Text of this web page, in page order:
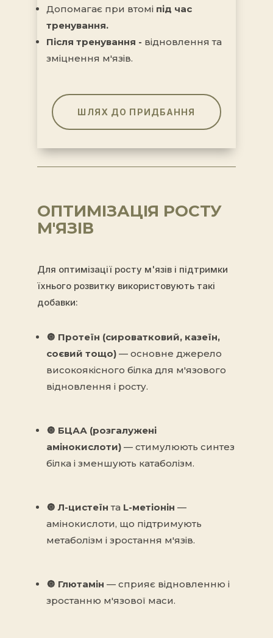
Допомагає при втомі під час
тренування.
Після тренування - відновлення та
зміцнення м'язів.
ШЛЯХ ДО ПРИДБАННЯ
ОПТИМІЗАЦІЯ РОСТУ
М'ЯЗІВ
Для оптимізації росту м'язів і підтримки
їхнього розвитку використовують такі
добавки:
🔘 Протеїн (сироватковий, казеїн,
соєвий тощо) — основне джерело
високоякісного білка для м'язового
відновлення і росту.
🔘 БЦАА (розгалужені
амінокислоти) — стимулюють синтез
білка і зменшують катаболізм.
🔘Л-цистеїн та L-метіонін —
амінокислоти, що підтримують
метаболізм і зростання м'язів.
🔘 Глютамін — сприяє відновленню і
зростанню м'язової маси.